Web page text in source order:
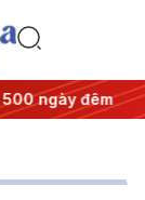
ngày đêm